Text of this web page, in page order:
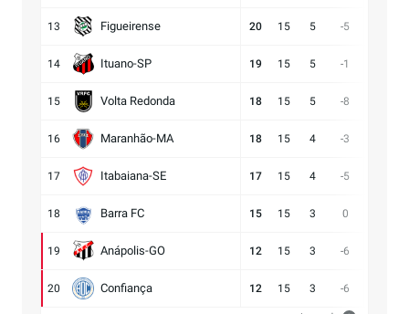
13 Figueirense 20 15 5 -5
14 Ituano-SP 19 15 5 -1
15 Volta Redonda 18 15 5 -8
16 Maranhão-MA 18 15 4 -3
17 Itabaiana-SE 17 15 4 -5
18 Barra FC 15 15 3 0
19 Anápolis-GO 12 15 3 -6
20 Confiança 12 15 3 -6